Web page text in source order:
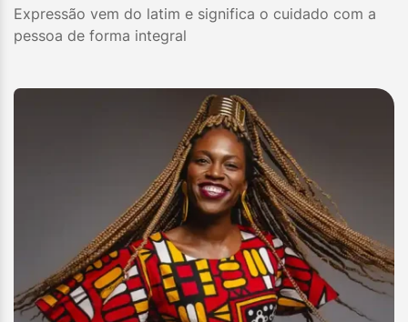
Expressão vem do latim e significa o cuidado com a
pessoa de forma integral